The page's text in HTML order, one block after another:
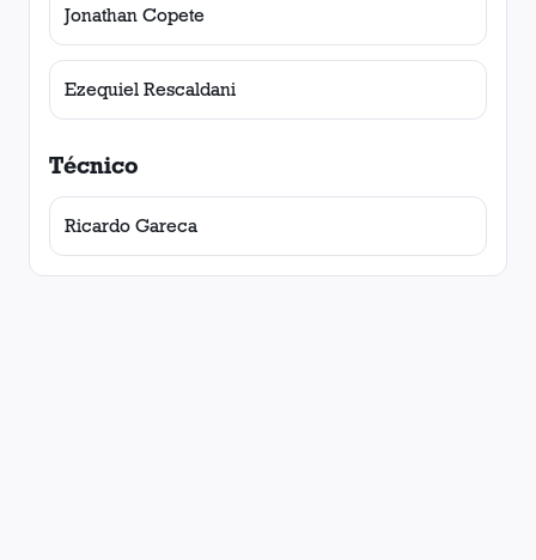
Jonathan Copete
Ezequiel Rescaldani
Técnico
Ricardo Gareca